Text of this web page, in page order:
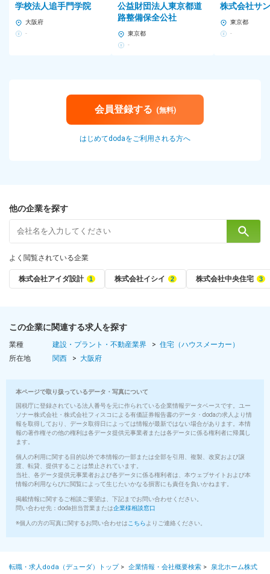
学校法人追手門学院
大阪府
-
公益財団法人東京都道
路整備保全公社
東京都
-
株式会社サ
東京都
-
会員登録する (無料)
はじめてdodaをご利用される方へ
他の企業を探す
よく閲覧されている企業
株式会社アイダ設計 株式会社イシイ 株式会社中央住宅
この企業に関連する求人を探す
業種 建設・プラント・不動産業界
住宅（ハウスメーカー）
所在地
関西 大阪府
本ページで取り扱っているデータ・写真について
国税庁に登録されている法人番号を元に作られている企業情報データベースです。ユー
ソナー株式会社・株式会社フィスコによる有価証券報告書のデータ・dodaの求人より情
報を取得しており、データ取得日によっては情報が最新ではない場合があります。本情
報の著作権その他の権利は各データ提供元事業者または各データに係る権利者に帰属し
ます。
個人の利用に関する目的以外で本情報の一部または全部を引用、複製、改変および譲
渡、転貸、提供することは禁止されています。
当社、各データ提供元事業者および各データに係る権利者は、本ウェブサイトおよび本
情報の利用ならびに閲覧によって生じたいかなる損害にも責任を負いかねます。
掲載情報に関するご相談ご要望は、下記までお問い合わせください。
問い合わせ先：doda担当営業または企業様相談窓口
※個人の方の写真に関するお問い合わせは こちら よりご連絡ください。
転職・求人doda（デューダ）トップ> 企業情報・会社概要検索 > 泉北ホーム株式